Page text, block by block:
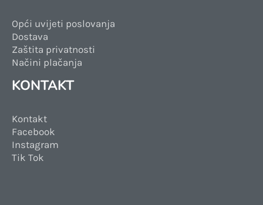
Opći uvijeti poslovanja
Dostava
Zaštita privatnosti
Načini plačanja
KONTAKT
Kontakt
Facebook
Instagram
Tik Tok